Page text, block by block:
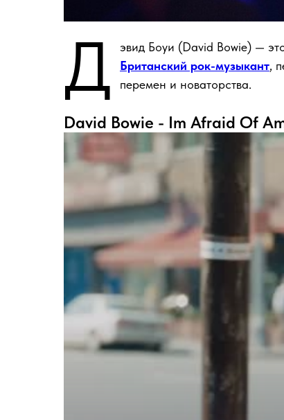
Д
эвид Боуи (David Bowie) —
Британский рок-музыкант,
перемен и новаторства.
David Bowie - Im Afraid Of